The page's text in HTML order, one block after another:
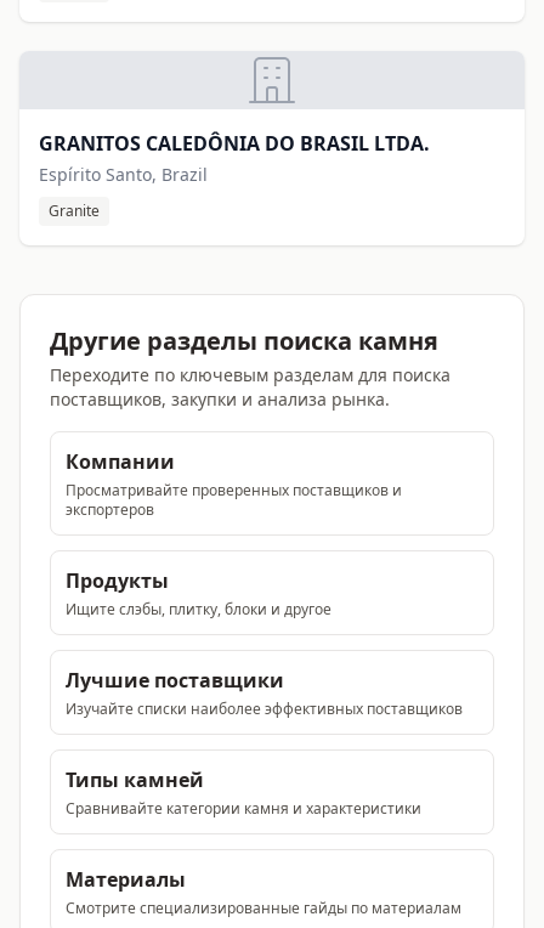
GRANITOS CALEDÔNIA DO BRASIL LTDA.
Espírito Santo, Brazil
Granite
Другие разделы поиска камня
Переходите по ключевым разделам для поиска
поставщиков, закупки и анализа рынка.
Компании
Просматривайте проверенных поставщиков и
экспортеров
Продукты
Ищите слэбы, плитку, блоки и другое
Лучшие поставщики
Изучайте списки наиболее эффективных поставщиков
Типы камней
Сравнивайте категории камня и характеристики
Материалы
Смотрите специализированные гайды по материалам